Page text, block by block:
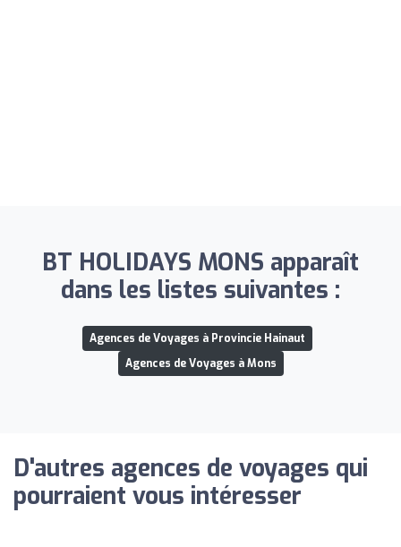
BT HOLIDAYS MONS apparaît
dans les listes suivantes :
Agences de Voyages à Provincie Hainaut
Agences de Voyages à Mons
D'autres agences de voyages qui
pourraient vous intéresser